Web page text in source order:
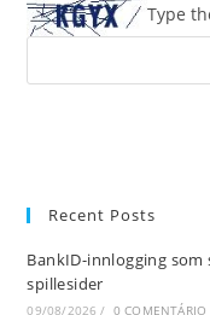
Type
Recent Posts
BankID-innlogging
spillesider
09/08/2026 / 0 COMENTÁRIO